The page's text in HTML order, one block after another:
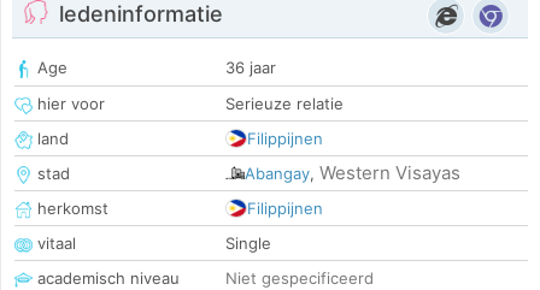
ledeninformatie
Age
36 jaar
hier voor
Serieuze relatie
land
Filippijnen
stad
Abangay, Western Visayas
herkomst
Filippijnen
vitaal
Single
academisch niveau
Niet gespecificeerd